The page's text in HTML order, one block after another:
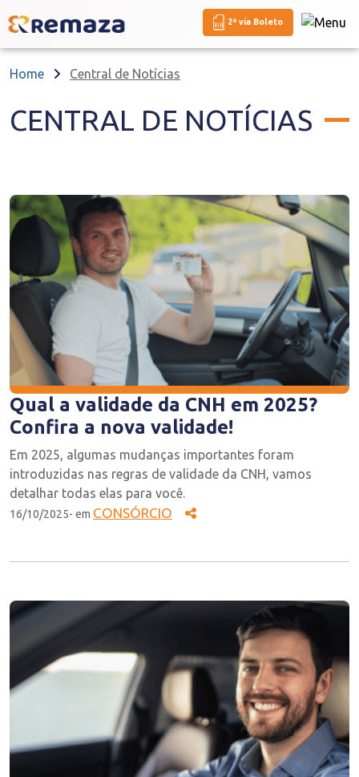
2ª via Boleto
Home Central de Notícias
CENTRAL DE NOTÍCIAS
Qual a validade da CNH em 2025?
Confira a nova validade!
Em 2025, algumas mudanças importantes foram
introduzidas nas regras de validade da CNH, vamos
detalhar todas elas para você.
16/10/2025- em CONSÓRCIO